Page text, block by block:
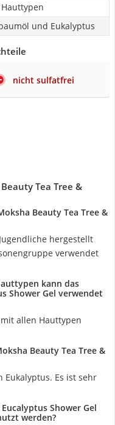
und Eukalyptus
nicht sulfatfrei
Tea Tree &
Beauty Tea Tree &
hergestellt
verwendet
kann das
Shower Gel verwendet
allen Hauttypen
Beauty Tea Tree &
Eukalyptus. Es ist sehr
Shower Gel
werden?